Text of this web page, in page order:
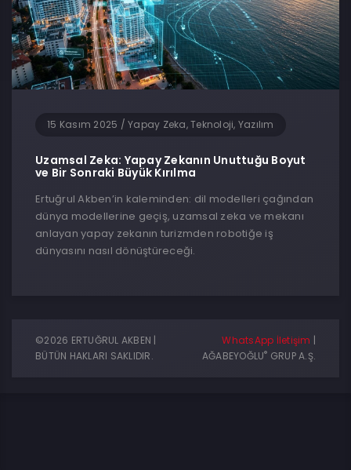
15 Kasım 2025 / Yapay Zeka, Teknoloji, Yazılım
Uzamsal Zeka: Yapay Zekanın Unuttuğu Boyut
ve Bir Sonraki Büyük Kırılma
Ertuğrul Akben’in kaleminden: dil modelleri çağından
dünya modellerine geçiş, uzamsal zeka ve mekanı
anlayan yapay zekanın turizmden robotiğe iş
dünyasını nasıl dönüştüreceği.
©2026 ERTUĞRUL AKBEN |
BÜTÜN HAKLARI SAKLIDIR.
WhatsApp İletişim |
AĞABEYOĞLU® GRUP A.Ş.